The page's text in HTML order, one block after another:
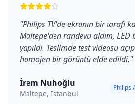
"Philips TV'de ekranın bir tarafı
Maltepe'den randevu aldım, LED
yapıldı. Teslimde test videosu
homojen bir görüntü elde edildi."
İrem Nuhoğlu
Maltepe, İstanbul
Philips